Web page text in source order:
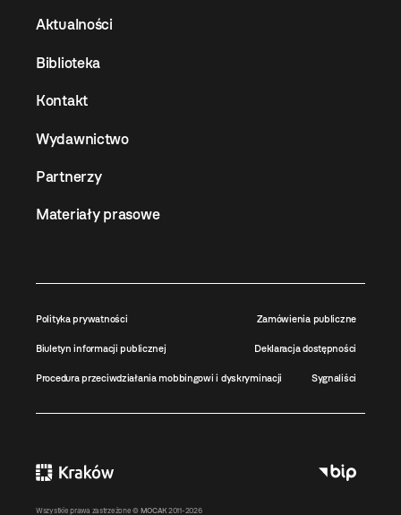
Aktualności
Biblioteka
Kontakt
Wydawnictwo
Partnerzy
Materiały prasowe
Polityka prywatności Zamówienia publiczne
Biuletyn informacji publicznej Deklaracja dostępności
Procedura przeciwdziałania mobbingowi i dyskryminacji Sygnaliści
Wszystkie prawa zastrzeżone © MOCAK 2011-2026